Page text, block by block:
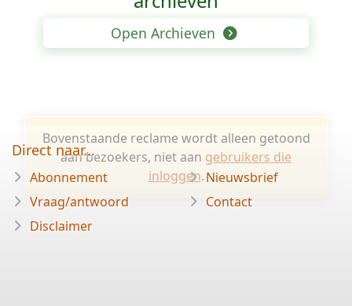
Open Archieven
Bovenstaande reclame wordt alleen getoond
aan bezoekers, niet aan gebruikers die
inloggen.
Direct naar...
Abonnement
Vraag/antwoord
Disclaimer
Nieuwsbrief
Contact